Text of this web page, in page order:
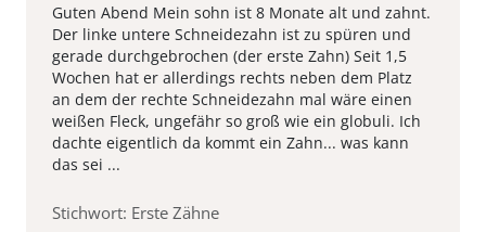
Guten Abend Mein sohn ist 8 Monate alt und zahnt.
Der linke untere Schneidezahn ist zu spüren und
gerade durchgebrochen (der erste Zahn) Seit 1,5
Wochen hat er allerdings rechts neben dem Platz
an dem der rechte Schneidezahn mal wäre einen
weißen Fleck, ungefähr so groß wie ein globuli. Ich
dachte eigentlich da kommt ein Zahn... was kann
das sei ...
Stichwort: Erste Zähne